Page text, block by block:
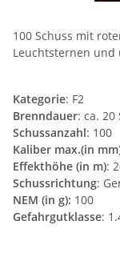
100 Schuss mit
Leuchtsternen und
Kategorie: F2
Brenndauer: ca. 20
Schussanzahl: 100
Kaliber max.(in
Effekthöhe (in m):
Schussrichtung:
NEM (in g): 100
Gefahrgutklasse: